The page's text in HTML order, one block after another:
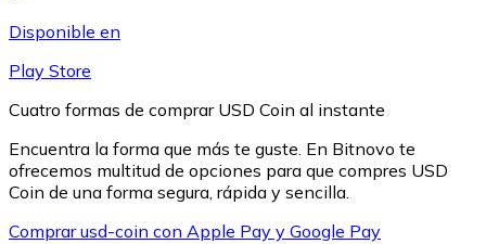
Disponible en
Play Store
Cuatro formas de comprar USD Coin al instante
Encuentra la forma que más te guste. En Bitnovo te
ofrecemos multitud de opciones para que compres USD
Coin de una forma segura, rápida y sencilla.
Comprar usd-coin con Apple Pay y Google Pay